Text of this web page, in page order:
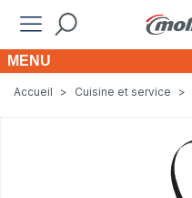
MENU
Accueil > Cuisine et service >